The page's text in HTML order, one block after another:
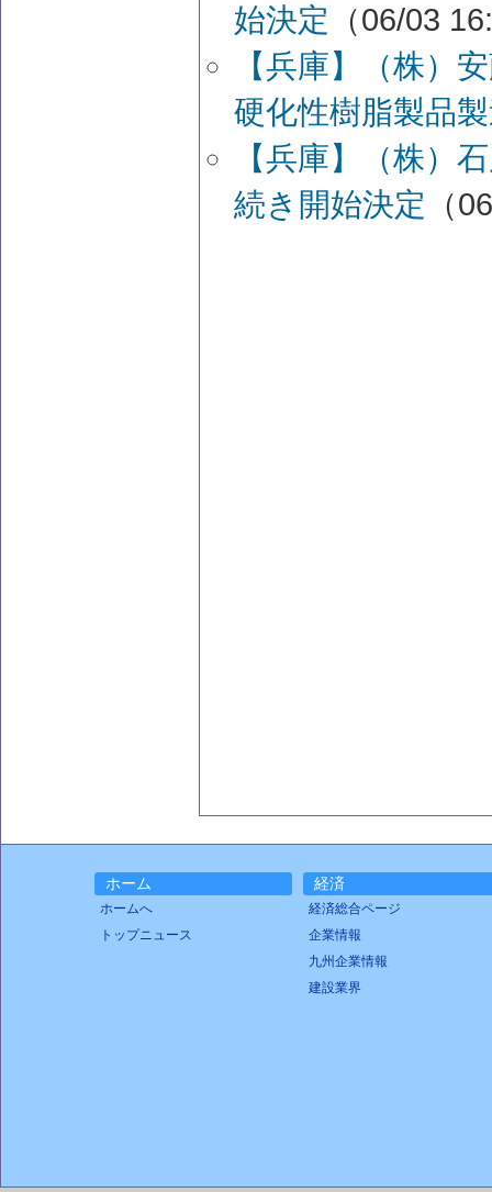
始決定 （06/03
【兵庫】（株）
硬化性樹脂製品
【兵庫】（株）
続き開始決定 （
ホーム
ホームへ
トップニュース
経済
経済総合ページ
企業情報
九州企業情報
建設業界